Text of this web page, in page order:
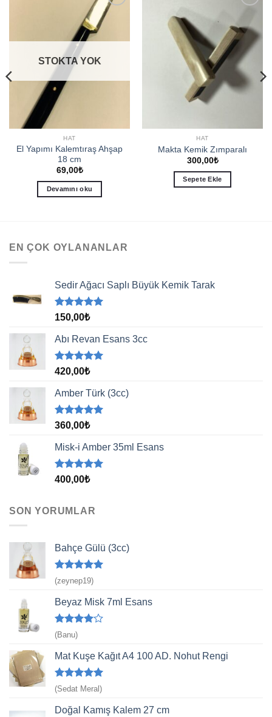
Add to
wishlist
STOKTA YOK
HAT
El Yapımı Kalemtıraş Ahşap
18 cm
69,00₺
Devamını oku
HAT
Makta Kemik Zımparalı
300,00₺
Sepete Ekle
EN ÇOK OYLANANLAR
Sedir Ağacı Saplı Büyük Kemik Tarak
5 üzerinden
oy
aldı
150,00₺
Abı Revan Esans 3cc
5 üzerinden
oy
aldı
420,00₺
Amber Türk (3cc)
5 üzerinden
oy
aldı
360,00₺
Misk-i Amber 35ml Esans
5 üzerinden
oy
400,00₺
SON YORUMLAR
Bahçe Gülü (3cc)
5 üzerinden
5
oy aldı
(zeynep19)
Beyaz Misk 7ml Esans
5
üzerinden
4 oy aldı
(Banu)
Mat Kuşe Kağıt A4 100 AD. Nohut Rengi
5 üzerinden
5
(Sedat Meral)
Doğal Kamış Kalem 27 cm